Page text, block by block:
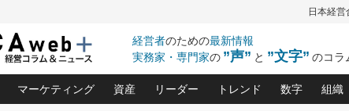
日本経
経営者のための最新情報
実務家・専門家の ”声” と ”文字” のコラ
マーケティング 資産 リーダー トレンド 数字 組織